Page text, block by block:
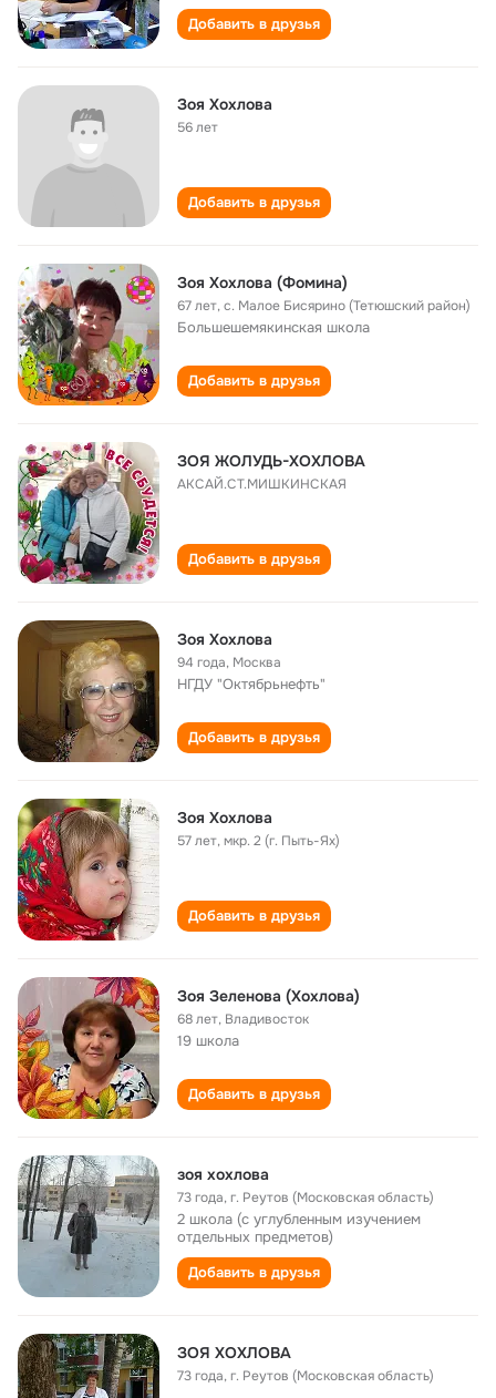
Добавить в друзья
Зоя Хохлова
56 лет
Добавить в друзья
Зоя Хохлова (Фомина)
67 лет,с. Малое Бисярино (Тетюшский район)
Большешемякинская школа
Добавить в друзья
ЗОЯ ЖОЛУДЬ-ХОХЛОВА
АКСАЙ.СТ.МИШКИНСКАЯ
Добавить в друзья
Зоя Хохлова
94 года, Москва
НГДУ "Октябрьнефть"
Добавить в друзья
Зоя Хохлова
57 лет,мкр. 2 (г. Пыть-Ях)
Добавить в друзья
Зоя Зеленова (Хохлова)
68 лет, Владивосток
19 школа
Добавить в друзья
зоя хохлова
73 года,г. Реутов (Московская область)
2 школа (с углубленным изучением
отдельных предметов)
Добавить в друзья
ЗОЯ ХОХЛОВА
73 года,г. Реутов (Московская область)